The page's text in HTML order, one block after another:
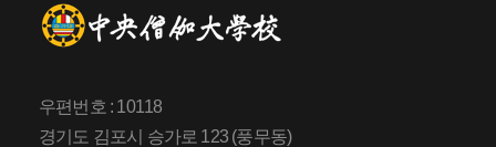
우편번호 : 10118
경기도 김포시 승가로 123 (풍무동)